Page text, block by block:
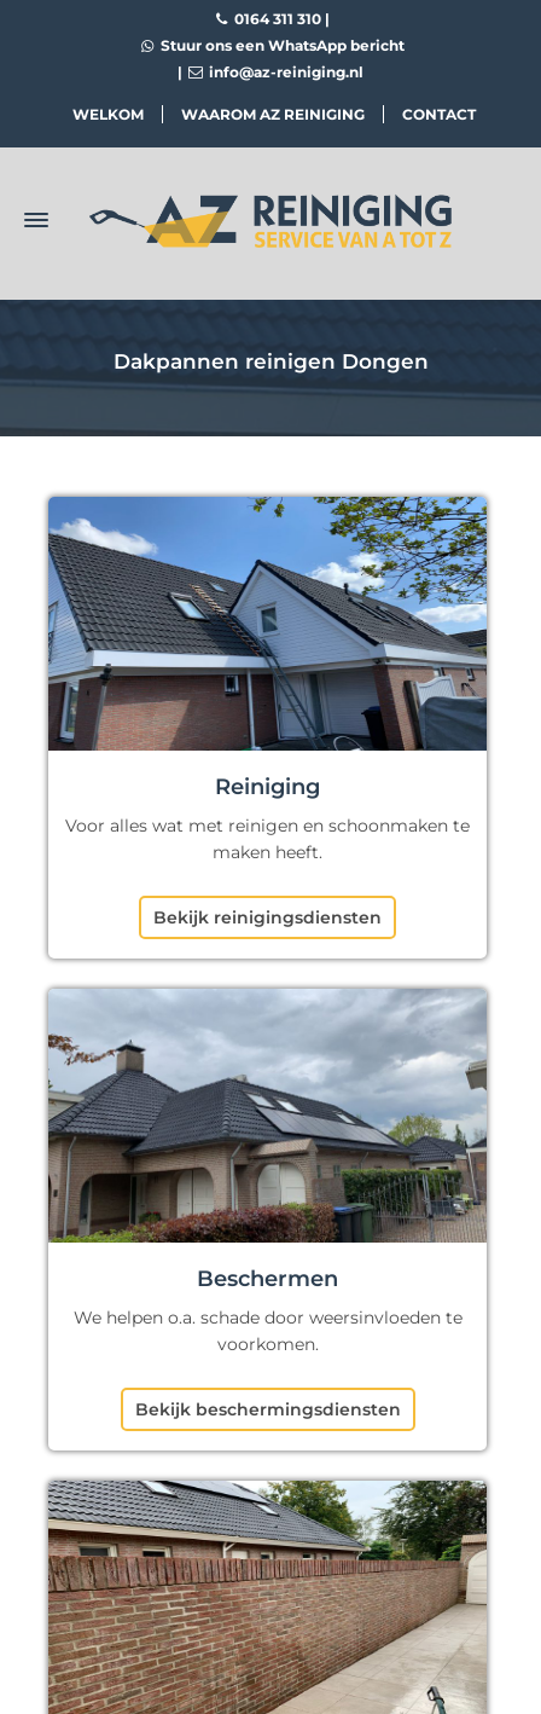
0164 311 310 |
Stuur ons een WhatsApp bericht
|
info@az-reiniging.nl
WELKOM WAAROM AZ REINIGING CONTACT
Dakpannen reinigen Dongen
Reiniging
Voor alles wat met reinigen en schoonmaken te
maken heeft.
Bekijk reinigingsdiensten
Beschermen
We helpen o.a. schade door weersinvloeden te
voorkomen.
Bekijk beschermingsdiensten